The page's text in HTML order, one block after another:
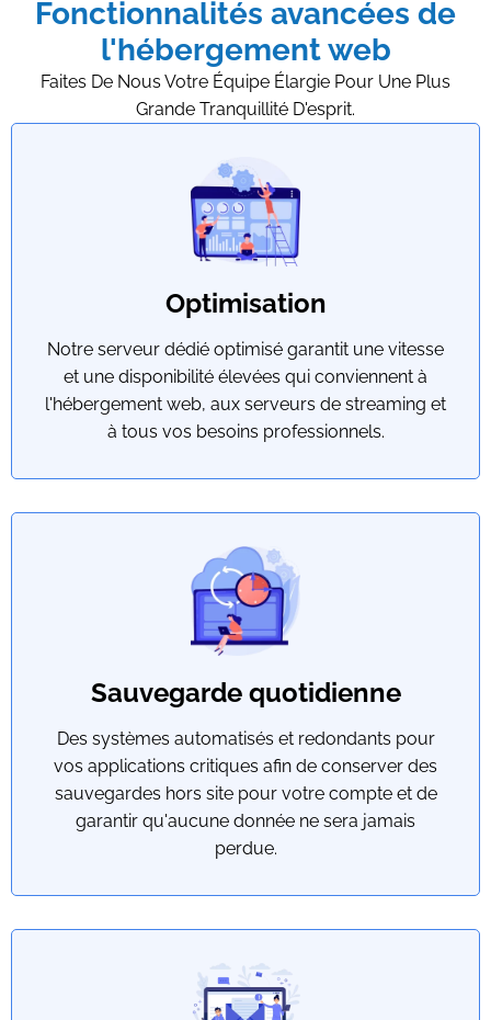
Fonctionnalités avancées de
l'hébergement web
Faites De Nous Votre Équipe Élargie Pour Une Plus
Grande Tranquillité D'esprit.
Optimisation
Notre serveur dédié optimisé garantit une vitesse
et une disponibilité élevées qui conviennent à
l'hébergement web, aux serveurs de streaming et
à tous vos besoins professionnels.
Sauvegarde quotidienne
Des systèmes automatisés et redondants pour
vos applications critiques afin de conserver des
sauvegardes hors site pour votre compte et de
garantir qu'aucune donnée ne sera jamais
perdue.